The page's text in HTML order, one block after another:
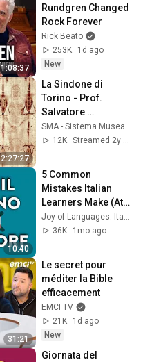
1:08:37
Rundgren Changed
Rock Forever
Rick Beato
253K
1d ago
New
2:27:27
La Sindone di
Torino - Prof.
Salvatore
Mangione
SMA - Sistema Museale d'Ateneo Università di Pavia
12K
Streamed 2y ago
10:40
5 Common
Mistakes Italian
Learners Make (At
Any Level)
Joy of Languages. Italian
36K
1mo ago
31:21
Le secret pour
méditer la Bible
efficacement
EMCI TV
21K
1d ago
New
Giornata del